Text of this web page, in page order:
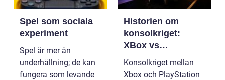
Spel som sociala
experiment
Spel är mer än
underhållning; de kan
fungera som levande
Historien om
konsolkriget:
XBox vs
PlayStation
Konsolkriget mellan
Xbox och PlayStation